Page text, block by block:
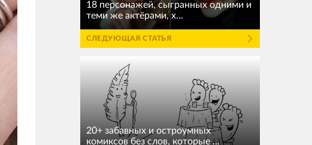
18 персонажей, сыгранных одними и
теми же актёрами, х...
СЛЕДУЮЩАЯ СТАТЬЯ
20+ забавных и остроумных
комиксов без слов, которые ...